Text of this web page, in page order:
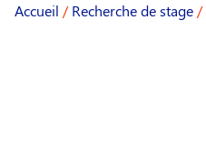
Accueil / Recherche de stage /